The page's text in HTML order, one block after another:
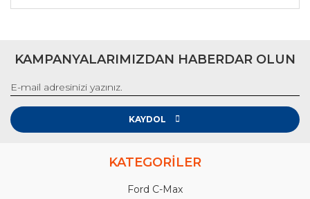
KAMPANYALARIMIZDAN HABERDAR OLUN
KAYDOL
KATEGORİLER
Ford C-Max